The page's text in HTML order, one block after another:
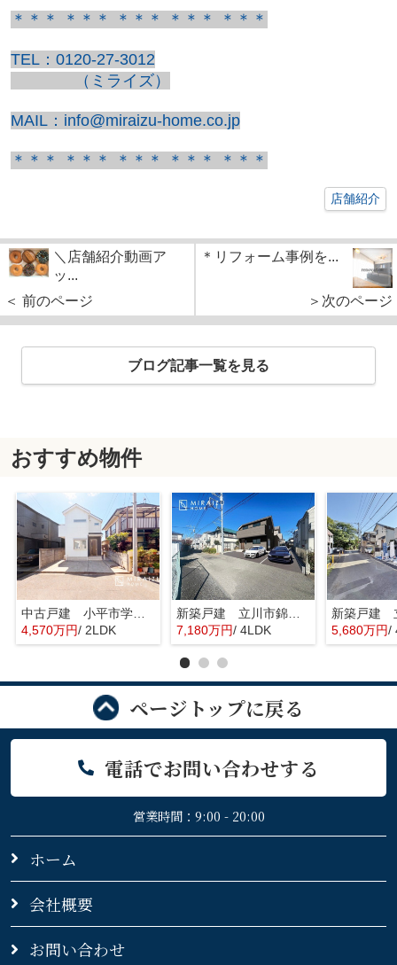
＊＊＊ ＊＊＊ ＊＊＊ ＊＊＊ ＊＊＊
TEL：0120-27-3012
（ミライズ）
MAIL：info@miraizu-home.co.jp
＊＊＊ ＊＊＊ ＊＊＊ ＊＊＊ ＊＊＊
店舗紹介
＼店舗紹介動画ア
ッ...
＜ 前のページ
＊リフォーム事例を...
＞次のページ
ブログ記事一覧を見る
おすすめ物件
中古戸建 小平市学園東町 全1棟
4,570万円/ 2LDK
新築戸建 立川市錦町 全2棟
7,180万円/ 4LDK 5,680万円/
ページトップに戻る
電話でお問い合わせする
営業時間：9:00 - 20:00
ホーム
会社概要
お問い合わせ